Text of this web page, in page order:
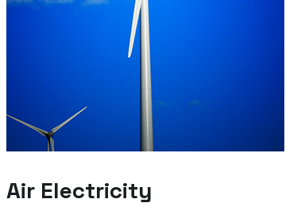
Air Electricity